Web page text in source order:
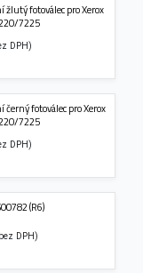
fotoválec pro Xerox
7225
DPH)
fotoválec pro Xerox
7225
DPH)
(R6)
DPH)